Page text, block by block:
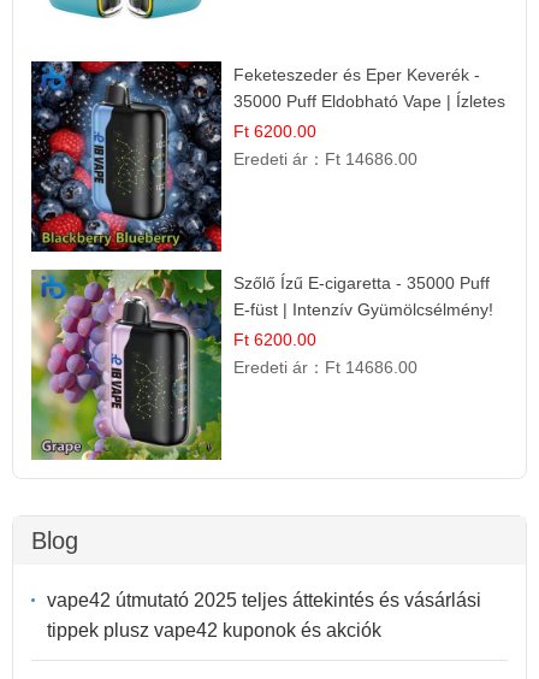
Feketeszeder és Eper Keverék -
35000 Puff Eldobható Vape | Ízletes
Gyümölcsökombináció!
Ft 6200.00
Eredeti ár： Ft 14686.00
Szőlő Ízű E-cigaretta - 35000 Puff
E-füst | Intenzív Gyümölcsélmény!
Ft 6200.00
Eredeti ár： Ft 14686.00
Blog
vape42 útmutató 2025 teljes áttekintés és vásárlási
tippek plusz vape42 kuponok és akciók